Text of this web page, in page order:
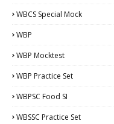
WBCS Special Mock
WBP
WBP Mocktest
WBP Practice Set
WBPSC Food SI
WBSSC Practice Set